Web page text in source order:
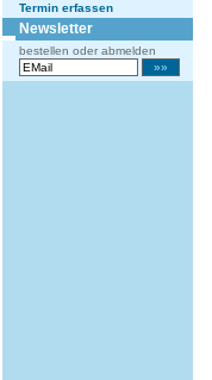
Termin erfassen
Newsletter
bestellen oder abmelden